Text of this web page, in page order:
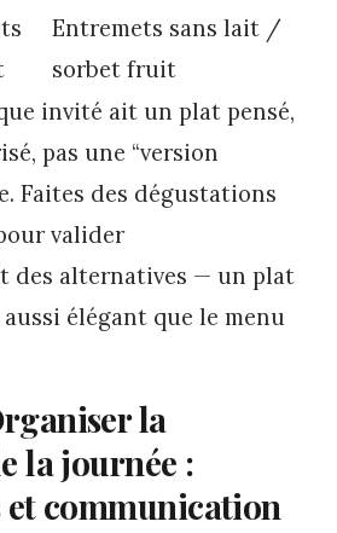
Entremets sans lait /
sorbet fruit
invité ait un plat pensé,
pas une “version
Faites des dégustations
valider
des alternatives — un plat
élégant que le menu
la
la journée :
communication